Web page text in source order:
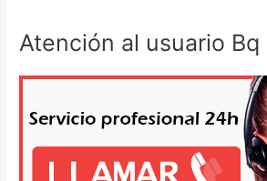
Atención al usuario Bq